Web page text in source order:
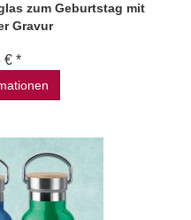
zum Geburtstag mit
Gravur
€ *